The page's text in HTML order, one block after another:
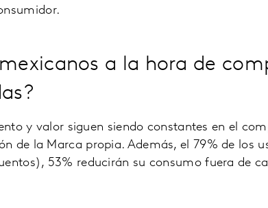
a la hora de
y valor siguen siendo constantes en el
de la Marca propia. Además, el 79% de los
53% reducirán su consumo fuera de